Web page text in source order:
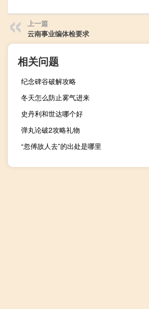
上一篇
云南事业编体检要求
相关问题
纪念碑谷破解攻略
冬天怎么防止雾气进来
史丹利和世达哪个好
弹丸论破2攻略礼物
“忽傅故人去”的出处是哪里